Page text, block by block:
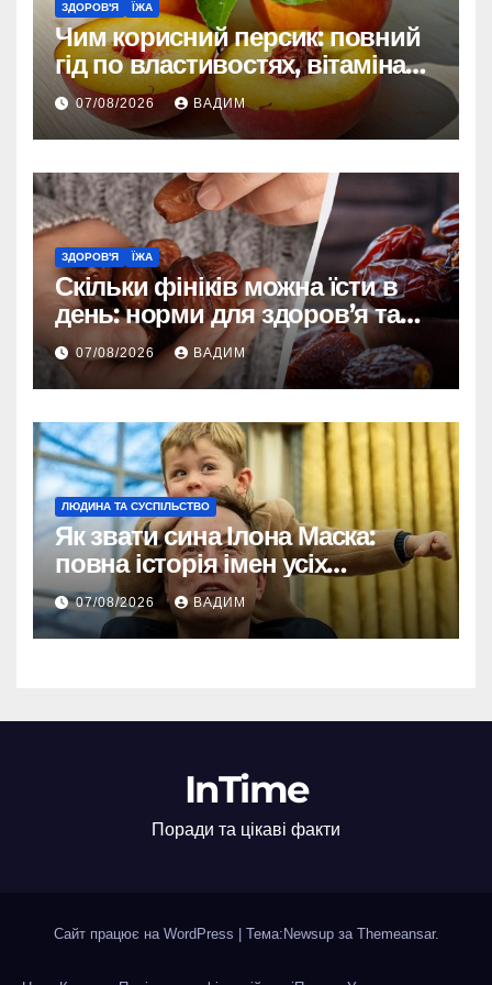
ЗДОРОВ'Я ЇЖА
Чим корисний персик: повний
гід по властивостях, вітамінах і
впливі на організм
07/08/2026 ВАДИМ
ЗДОРОВ'Я ЇЖА
Скільки фініків можна їсти в
день: норми для здоров’я та
енергії
07/08/2026 ВАДИМ
ЛЮДИНА ТА СУСПІЛЬСТВО
Як звати сина Ілона Маска:
повна історія імен усіх
хлопчиків мільярдера
07/08/2026 ВАДИМ
InTime
Поради та цікаві факти
Сайт працює на WordPress Тема:Newsup за Themeansar.